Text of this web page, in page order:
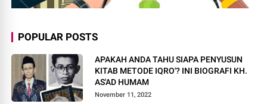
POPULAR POSTS
APAKAH ANDA TAHU SIAPA PENYUSUN
KITAB METODE IQRO'? INI BIOGRAFI KH.
AS'AD HUMAM
November 11, 2022